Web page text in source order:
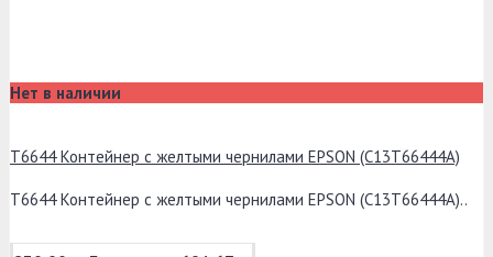
Нет в наличии
T6644 Контейнер с желтыми чернилами EPSON (C13T66444A)
T6644 Контейнер с желтыми чернилами EPSON (C13T66444A)..